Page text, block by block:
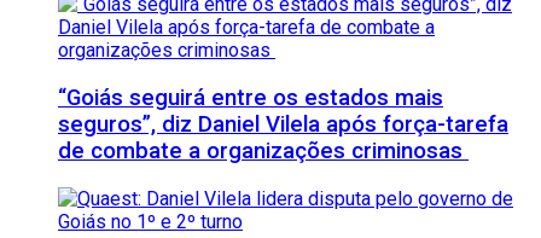
“Goiás seguirá entre os estados mais
seguros”, diz Daniel Vilela após força-tarefa
de combate a organizações criminosas